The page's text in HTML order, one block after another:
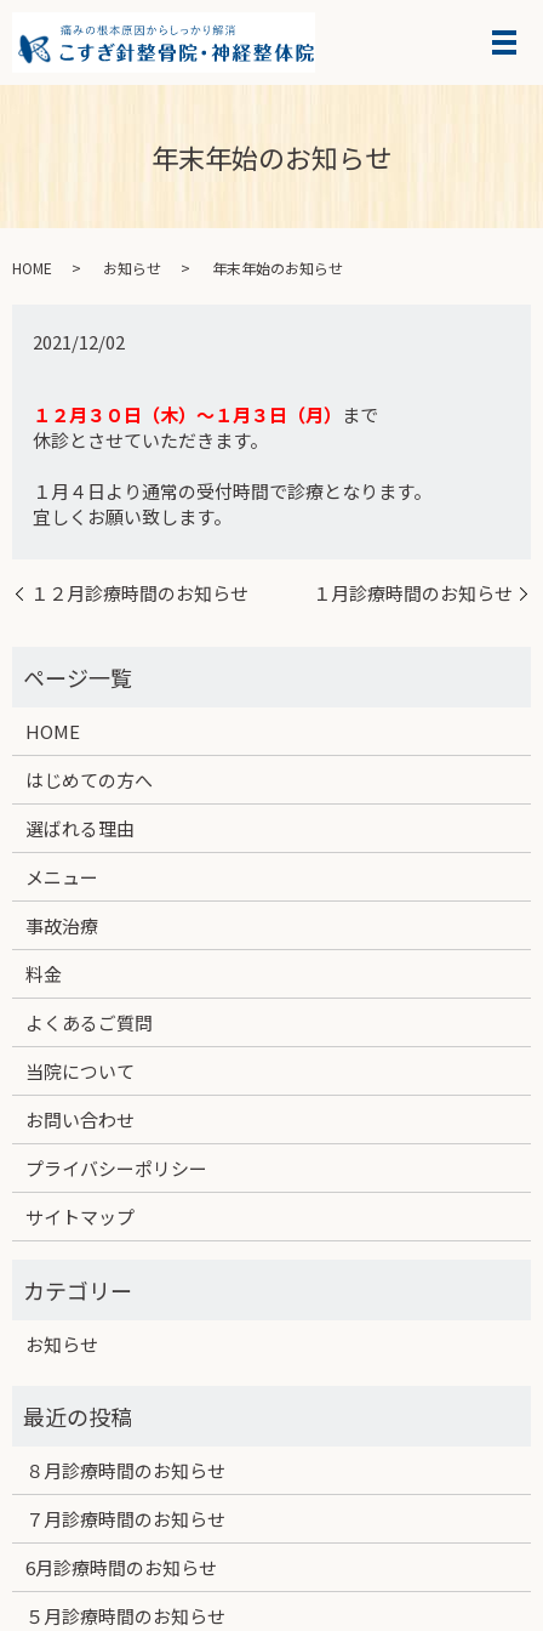
年末年始のお知らせ
HOME お知らせ 年末年始のお知らせ
2021/12/02
１２月３０日（木）～１月３日（月）
まで
休診とさせていただきます。
１月４日より通常の受付時間で診療となります。
宜しくお願い致します。
１２月診療時間のお知らせ １月診療時間のお知らせ
HOME
はじめての方へ
選ばれる理由
メニュー
事故治療
料金
よくあるご質問
当院について
お問い合わせ
プライバシーポリシー
サイトマップ
お知らせ
８月診療時間のお知らせ
７月診療時間のお知らせ
6月診療時間のお知らせ
５月診療時間のお知らせ